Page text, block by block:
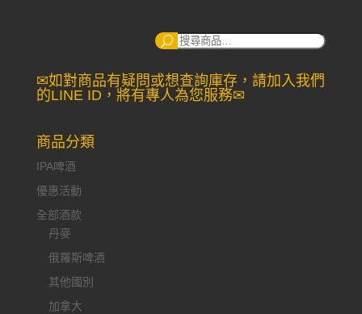
搜
✉如對商品有疑問或想查詢庫存，請加入我們
的LINE ID，將有專人為您服務✉
商品分類
IPA啤酒
優惠活動
全部酒款
丹麥
俄羅斯啤酒
其他國別
加拿大